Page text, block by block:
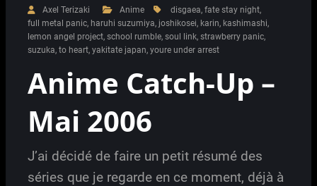
Axel Terizaki Anime disgaea, fate stay night,
full metal panic, haruhi suzumiya, joshikosei, karin, kashimashi,
lemon angel project, school rumble, soul link, strawberry panic,
suzuka, to heart, yakitate japan, youre under arrest
Anime Catch-Up –
Mai 2006
J’ai décidé de faire un petit résumé des
séries que je regarde en ce moment, déjà à